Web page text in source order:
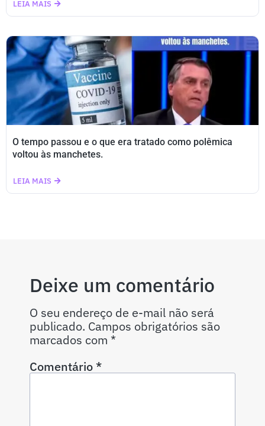
LEIA MAIS
O tempo passou e o que era tratado como polêmica
voltou às manchetes.
LEIA MAIS
Deixe um comentário
O seu endereço de e-mail não será
publicado. Campos obrigatórios são
marcados com *
Comentário*